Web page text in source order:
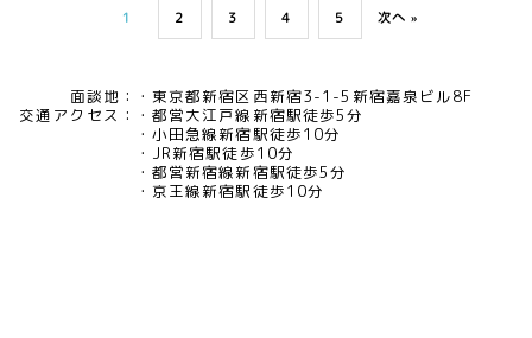
1 2 3 4 5 次へ »
面談地：
東京都新宿区西新宿3-1-5新宿嘉泉ビル8F
交通アクセス：
都営大江戸線新宿駅徒歩5分
小田急線新宿駅徒歩10分
JR新宿駅徒歩10分
都営新宿線新宿駅徒歩5分
京王線新宿駅徒歩10分